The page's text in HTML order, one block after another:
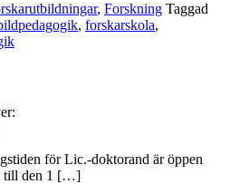
, Forskning Taggad
, forskarskola,
för Lic.-doktorand är öppen
till den 1 […]